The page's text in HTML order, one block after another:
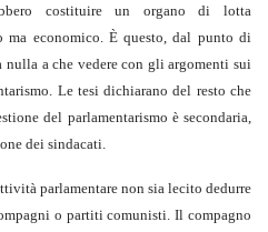
costituire un organo di lotta
economico. È questo, dal punto di
nulla a che vedere con gli argomenti sui
Le tesi dichiarano del resto che
del parlamentarismo è secondaria,
dei sindacati.
parlamentare non sia lecito dedurre
o partiti comunisti. Il compagno